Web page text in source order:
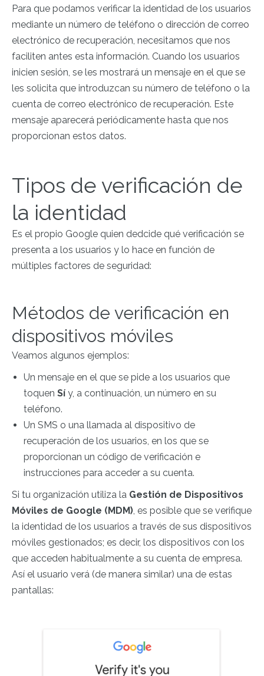
Para que podamos verificar la identidad de los usuarios
mediante un número de teléfono o dirección de correo
electrónico de recuperación, necesitamos que nos
faciliten antes esta información. Cuando los usuarios
inicien sesión, se les mostrará un mensaje en el que se
les solicita que introduzcan su número de teléfono o la
cuenta de correo electrónico de recuperación. Este
mensaje aparecerá periódicamente hasta que nos
proporcionan estos datos.
Tipos de verificación de
la identidad
Es el propio Google quien dedcide qué verificación se
presenta a los usuarios y lo hace en función de
múltiples factores de seguridad:
Métodos de verificación en
dispositivos móviles
Veamos algunos ejemplos:
Un mensaje en el que se pide a los usuarios que
toquenSí y, a continuación, un número en su
teléfono.
Un SMS o una llamada al dispositivo de
recuperación de los usuarios, en los que se
proporcionan un código de verificación e
instrucciones para acceder a su cuenta.
Si tu organización utiliza la Gestión de Dispositivos
Móviles de Google (MDM), es posible que se verifique
la identidad de los usuarios a través de sus dispositivos
móviles gestionados; es decir, los dispositivos con los
que acceden habitualmente a su cuenta de empresa.
Así el usuario verá (de manera similar) una de estas
pantallas: